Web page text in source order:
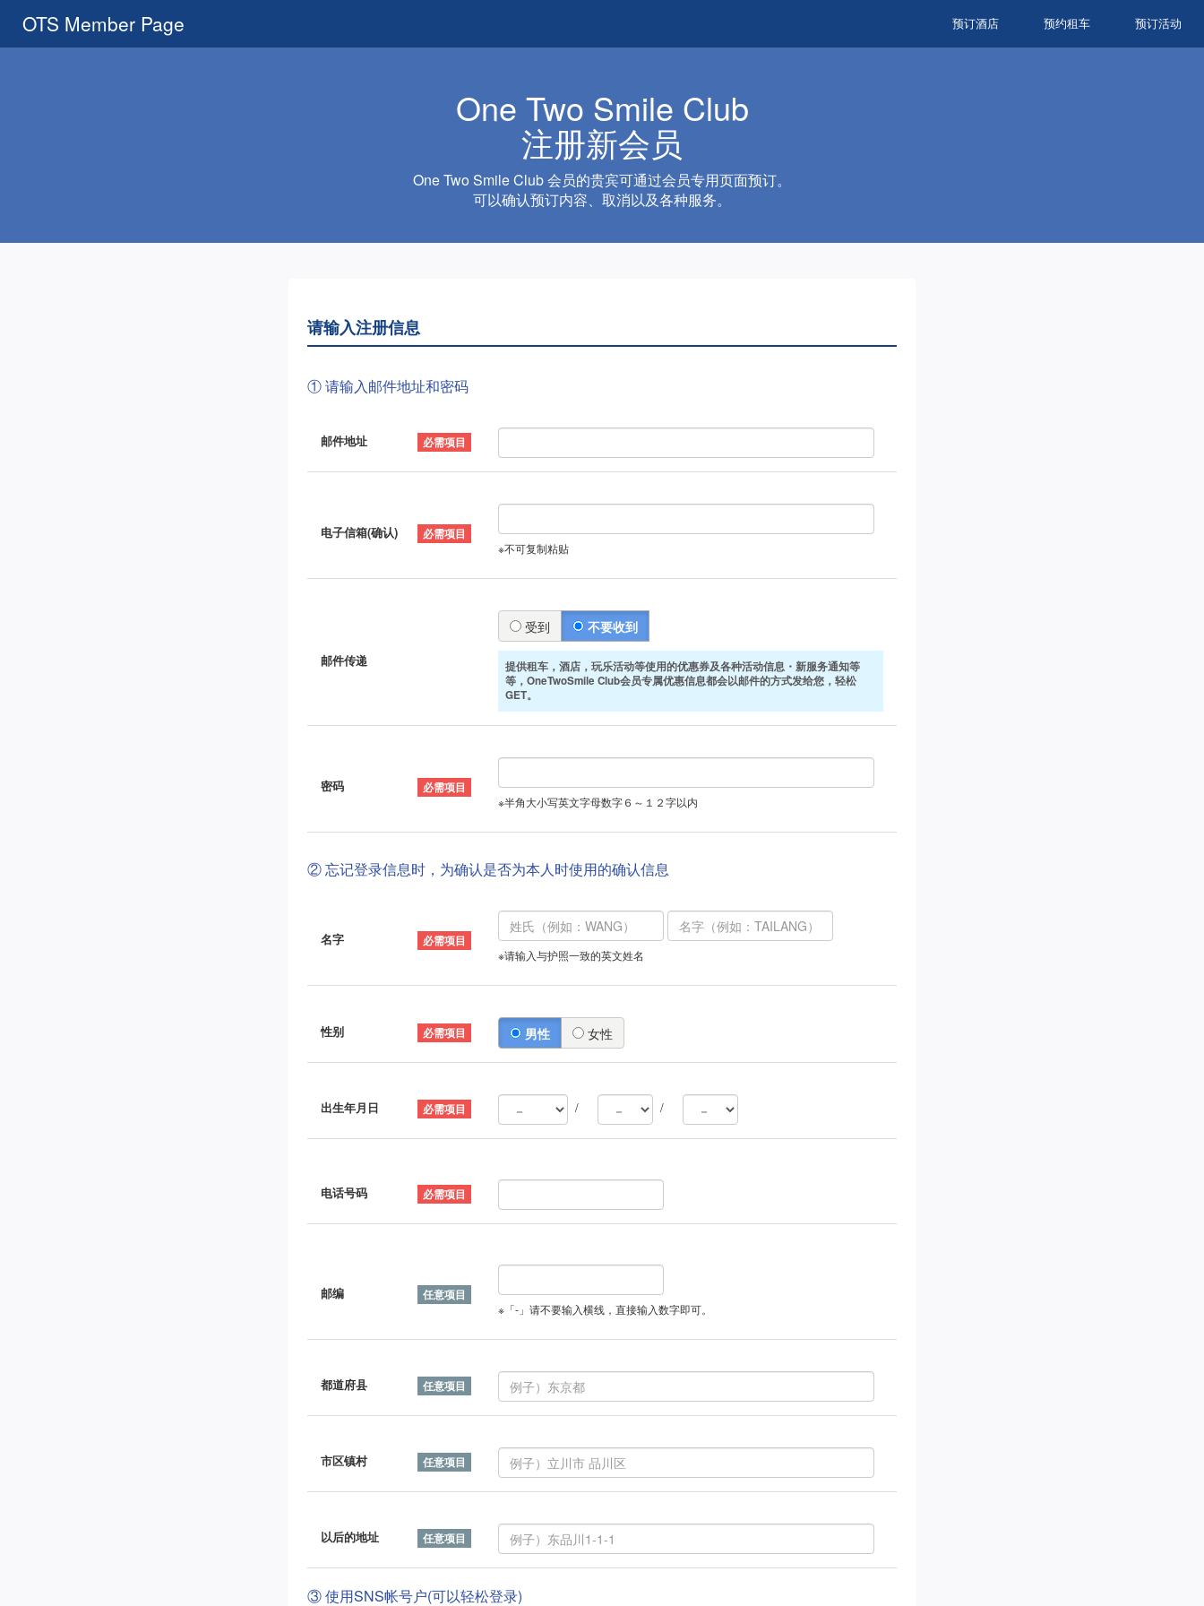
OTS Member Page 预订活动
预约租车
预订酒店
One Two Smile Club
注册新会员
One Two Smile Club 会员的贵宾可通过会员专用页面预订。
可以确认预订内容、取消以及各种服务。
请输入注册信息
① 请输入邮件地址和密码
邮件地址
电子信箱(确认)
※不可复制粘贴
邮件传递
受到 不要收到
提供租车，酒店，玩乐活动等使用的优惠券及各种活动信息・新服务通知等
等，OneTwoSmile Club会员专属优惠信息都会以邮件的方式发给您，轻松
GET。
密码
※半角大小写英文字母数字６～１２字以内
② 忘记登录信息时，为确认是否为本人时使用的确认信息
名字
※请输入与护照一致的英文姓名
性别 男性 女性
出生年月日 / /
电话号码
邮编
※「-」请不要输入横线，直接输入数字即可。
都道府县
市区镇村
以后的地址
③ 使用SNS帐号户(可以轻松登录)